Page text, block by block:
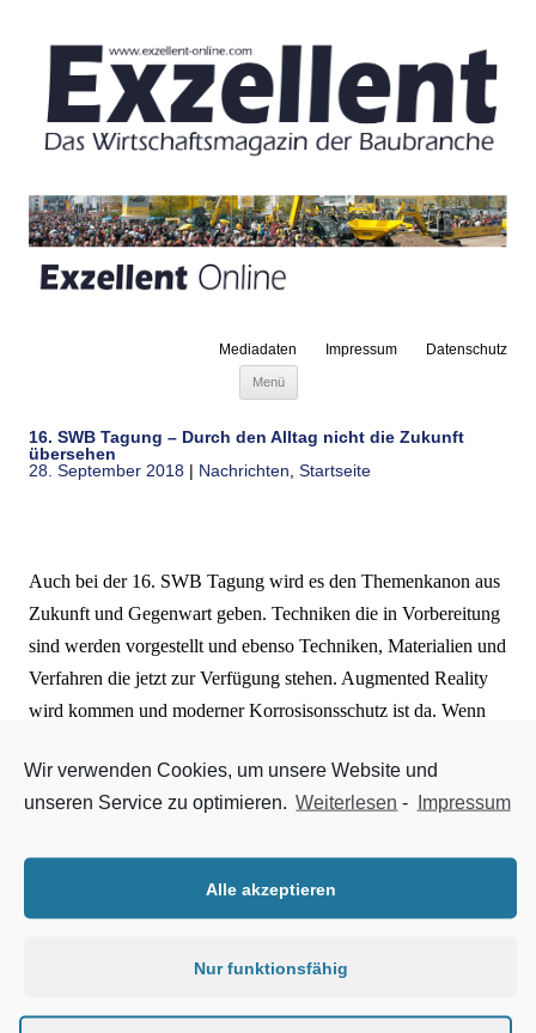
Mediadaten Impressum Datenschutz
Menü
16. SWB Tagung – Durch den Alltag nicht die Zukunft
übersehen
28. September 2018 | Nachrichten Startseite
Auch bei der 16. SWB Tagung wird es den Themenkanon aus
Zukunft und Gegenwart geben. Techniken die in Vorbereitung
sind werden vorgestellt und ebenso Techniken, Materialien und
Verfahren die jetzt zur Verfügung stehen. Augmented Reality
wird kommen und moderner Korrosisonsschutz ist da. Wenn
Tagung referiert werden, nebeneinander stellt, dann macht dies
deutlich wie groß die Spannbreite des Handwerkszeugs ist,
Nun, die Tagung knüpft die Verbindnung von modern zu
sehr rasch Gegenwart ist.
Wir verwenden Cookies, um unsere Website und
unseren Service zu optimieren. Weiterlesen - Impressum
Alle akzeptieren
Nur funktionsfähig